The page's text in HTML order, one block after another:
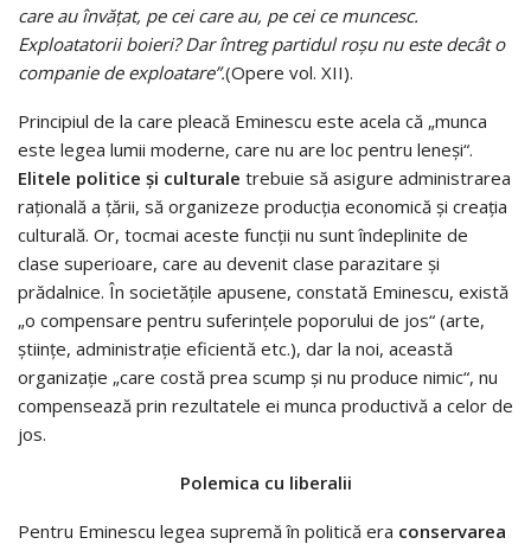
care au învăţat, pe cei care au, pe cei ce muncesc.
Exploatatorii boieri? Dar întreg partidul roşu nu este decât o
companie de exploatare”.(Opere vol. XII).
Principiul de la care pleacă Eminescu este acela că „munca
este legea lumii moderne, care nu are loc pentru leneşi“.
Elitele politice şi culturale trebuie să asigure administrarea
raţională a ţării, să organizeze producţia economică şi creaţia
culturală. Or, tocmai aceste funcţii nu sunt îndeplinite de
clase superioare, care au devenit clase parazitare şi
prădalnice. În societăţile apusene, constată Eminescu, există
„o compensare pentru suferinţele poporului de jos“ (arte,
ştiinţe, administraţie eficientă etc.), dar la noi, această
organizaţie „care costă prea scump şi nu produce nimic“, nu
compensează prin rezultatele ei munca productivă a celor de
jos.
Polemica cu liberalii
Pentru Eminescu legea supremă în politică era conservarea